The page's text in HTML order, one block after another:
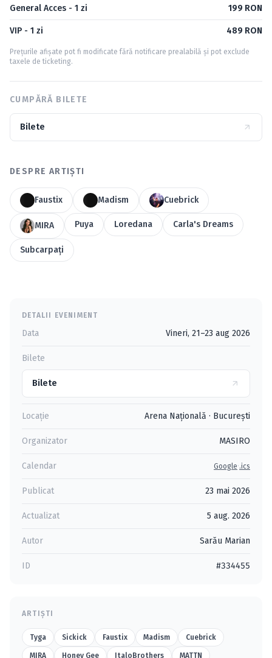
General Acces - 1 zi 199 RON
VIP - 1 zi 489 RON
Prețurile afișate pot fi modificate fără notificare prealabilă și pot exclude
taxele de ticketing.
CUMPĂRĂ BILETE
Bilete
DESPRE ARTIȘTI
Faustix Madism Cuebrick
MIRA Puya Loredana Carla's Dreams
Subcarpaţi
DETALII EVENIMENT
Data Vineri, 21–23 aug 2026
Bilete
Bilete
Locație Arena Naţională · Bucureşti
Organizator MASIRO
Calendar Google·.ics
Publicat 23 mai 2026
Actualizat 5 aug. 2026
Autor Sarău Marian
ID #334455
ARTIȘTI
Tyga Sickick Faustix Madism Cuebrick
MIRA Honey Gee ItaloBrothers MATTN